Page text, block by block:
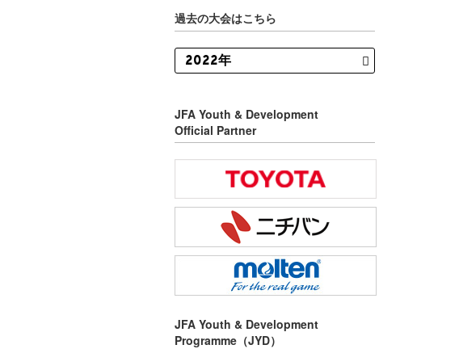
過去の大会はこちら
JFA Youth & Development
Official Partner
JFA Youth & Development
Programme（JYD）